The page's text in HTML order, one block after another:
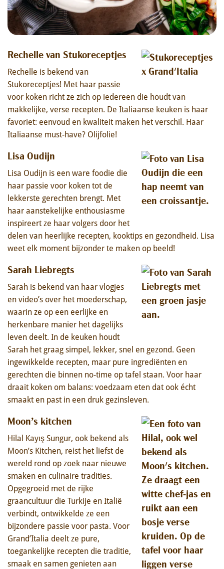
Rechelle van Stukoreceptjes
Rechelle is bekend van
Stukoreceptjes! Met haar passie
voor koken richt ze zich op iedereen die houdt van
makkelijke, verse recepten. De Italiaanse keuken is haar
favoriet: eenvoud en kwaliteit maken het verschil. Haar
Italiaanse must-have? Olijfolie!
Lisa Oudijn
Lisa Oudijn is een ware foodie die
haar passie voor koken tot de
lekkerste gerechten brengt. Met
haar aanstekelijke enthousiasme
inspireert ze haar volgers door het
delen van heerlijke recepten, kooktips en gezondheid. Lisa
weet elk moment bijzonder te maken op beeld!
Sarah Liebregts
Sarah is bekend van haar vlogjes
en video’s over het moederschap,
waarin ze op een eerlijke en
herkenbare manier het dagelijks
leven deelt. In de keuken houdt
Sarah het graag simpel, lekker, snel en gezond. Geen
ingewikkelde recepten, maar pure ingrediënten en
gerechten die binnen no-time op tafel staan. Voor haar
draait koken om balans: voedzaam eten dat ook écht
smaakt en past in een druk gezinsleven.
Moon’s kitchen
Hilal Kayış Sungur, ook bekend als
Moon’s Kitchen, reist het liefst de
wereld rond op zoek naar nieuwe
smaken en culinaire tradities.
Opgegroeid met de rijke
graancultuur die Turkije en Italië
verbindt, ontwikkelde ze een
bijzondere passie voor pasta. Voor
Grand’Italia deelt ze pure,
toegankelijke recepten die traditie,
smaak en samen genieten aan